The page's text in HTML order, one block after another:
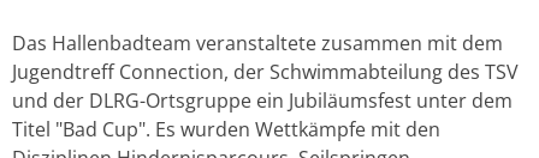
Das Hallenbadteam veranstaltete zusammen mit dem
Jugendtreff Connection, der Schwimmabteilung des TSV
und der DLRG-Ortsgruppe ein Jubiläumsfest unter dem
Titel "Bad Cup". Es wurden Wettkämpfe mit den